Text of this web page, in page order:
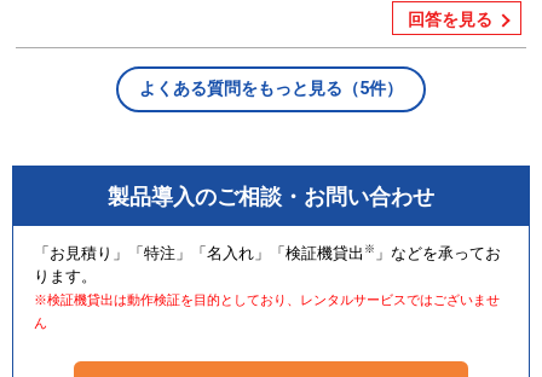
回答を見る
よくある質問をもっと見る（5件）
製品導入のご相談・お問い合わせ
「お見積り」「特注」「名入れ」「検証機貸出 ※ 」などを承ってお
ります。
※検証機貸出は動作検証を目的としており、レンタルサービスではございませ
ん